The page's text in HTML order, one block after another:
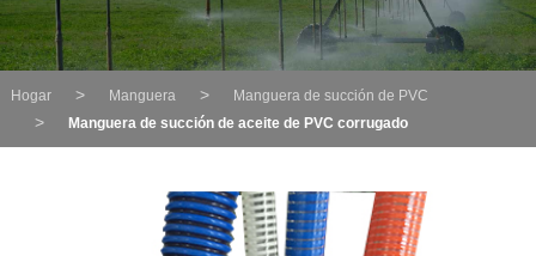
Hogar Manguera
Manguera de succión de PVC
Manguera de succión de aceite de PVC corrugado